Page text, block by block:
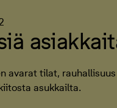
avarat tilat,
asukkailta.